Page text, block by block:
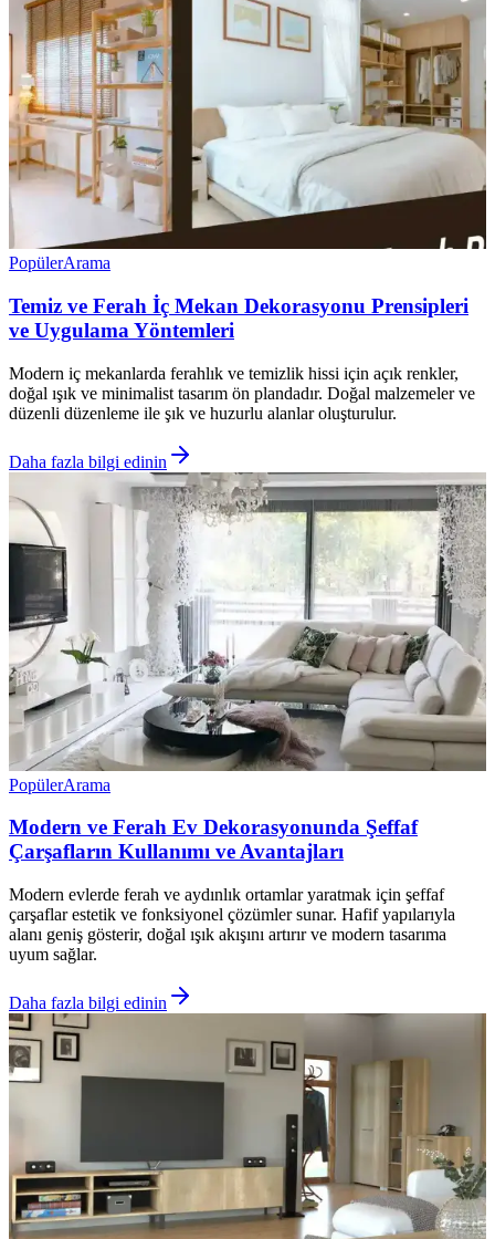
PopülerArama
Temiz ve Ferah İç Mekan Dekorasyonu Prensipleri
ve Uygulama Yöntemleri
Modern iç mekanlarda ferahlık ve temizlik hissi için açık renkler,
doğal ışık ve minimalist tasarım ön plandadır. Doğal malzemeler ve
düzenli düzenleme ile şık ve huzurlu alanlar oluşturulur.
Daha fazla bilgi edinin
PopülerArama
Modern ve Ferah Ev Dekorasyonunda Şeffaf
Çarşafların Kullanımı ve Avantajları
Modern evlerde ferah ve aydınlık ortamlar yaratmak için şeffaf
çarşaflar estetik ve fonksiyonel çözümler sunar. Hafif yapılarıyla
alanı geniş gösterir, doğal ışık akışını artırır ve modern tasarıma
uyum sağlar.
Daha fazla bilgi edinin